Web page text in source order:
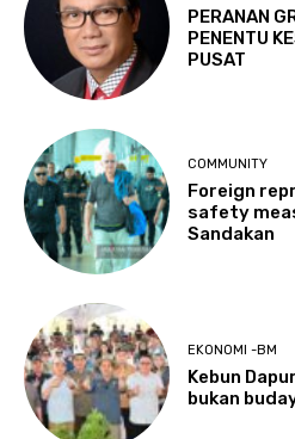
PERANAN
PENENTU
PUSAT
COMMUNITY
Foreign
safety
Sandakan
EKONOMI -BM
Kebun
bukan